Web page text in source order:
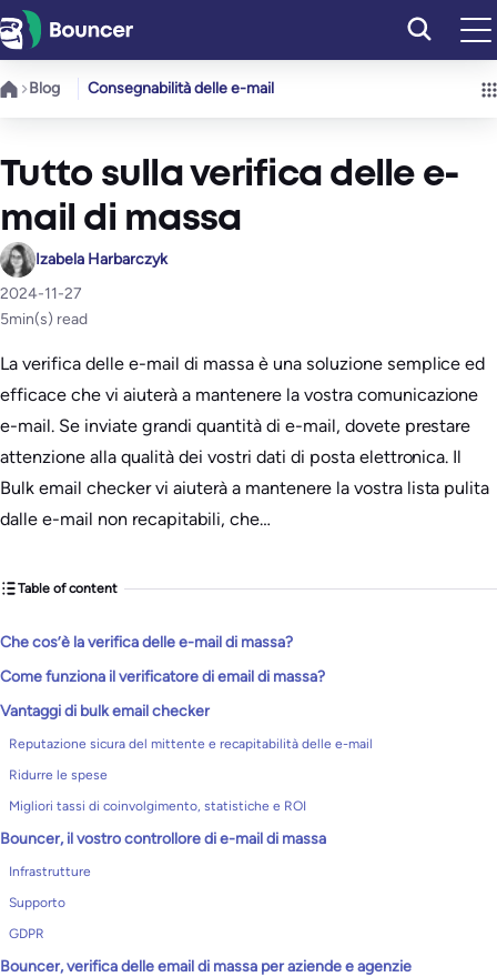
Vai
al
contenuto
Blog Consegnabilità delle e-mail
Tutto sulla verifica delle e-
mail di massa
Izabela Harbarczyk
2024-11-27
5min(s) read
La verifica delle e-mail di massa è una soluzione semplice ed
efficace che vi aiuterà a mantenere la vostra comunicazione
e-mail. Se inviate grandi quantità di e-mail, dovete prestare
attenzione alla qualità dei vostri dati di posta elettronica. Il
Bulk email checker vi aiuterà a mantenere la vostra lista pulita
dalle e-mail non recapitabili, che…
Table of content
Che cos’è la verifica delle e-mail di massa?
Come funziona il verificatore di email di massa?
Vantaggi di bulk email checker
Reputazione sicura del mittente e recapitabilità delle e-mail
Ridurre le spese
Migliori tassi di coinvolgimento, statistiche e ROI
Bouncer, il vostro controllore di e-mail di massa
Infrastrutture
Supporto
GDPR
Bouncer, verifica delle email di massa per aziende e agenzie